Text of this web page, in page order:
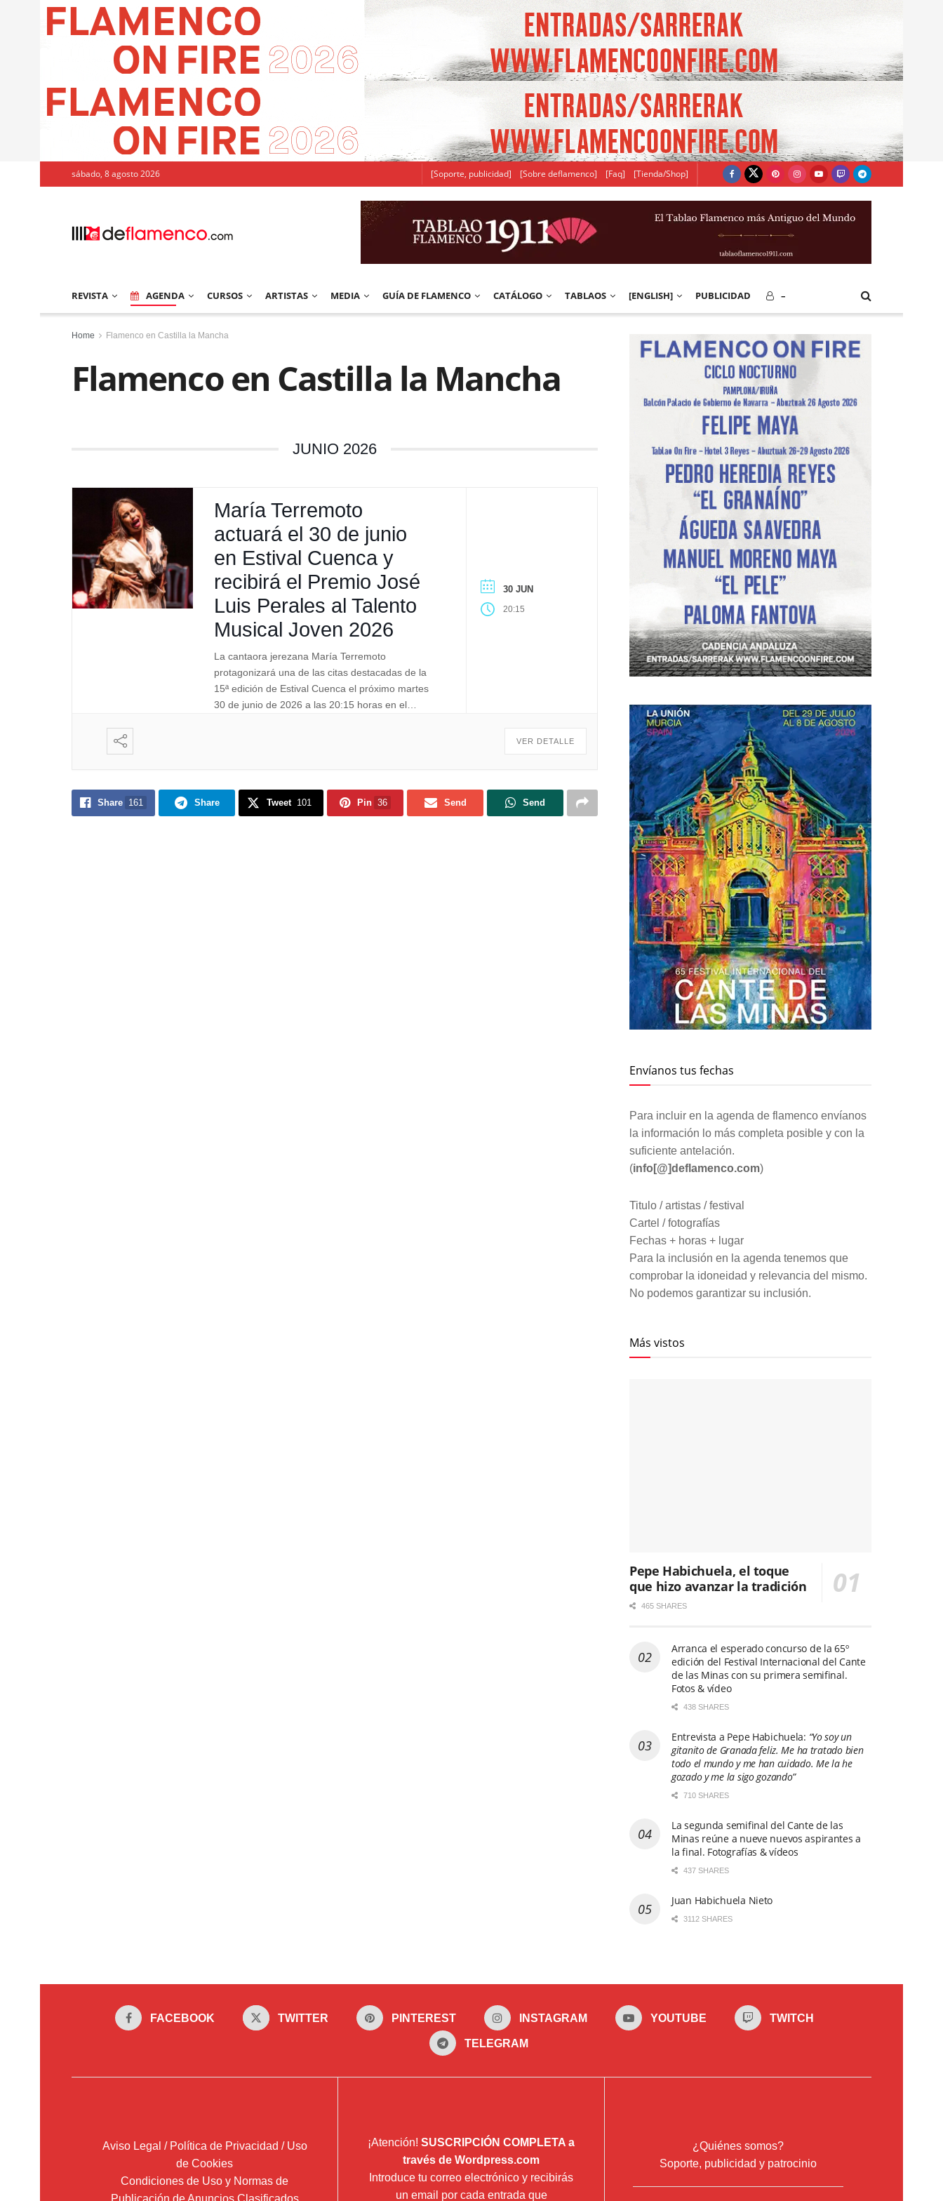
sábado, 8 agosto 2026 [Soporte, publicidad] [Sobre deflamenco] [Faq] [Tienda/Shop]
REVISTA AGENDA CURSOS ARTISTAS MEDIA GUÍA DE FLAMENCO CATÁLOGO TABLAOS [ENGLISH] PUBLICIDAD –
Home Flamenco en Castilla la Mancha
Flamenco en Castilla la Mancha
JUNIO 2026
María Terremoto
actuará el 30 de junio
en Estival Cuenca y
recibirá el Premio José
Luis Perales al Talento
Musical Joven 2026
La cantaora jerezana María Terremoto
protagonizará una de las citas destacadas de la
15ª edición de Estival Cuenca el próximo martes
30 de junio de 2026 a las 20:15 horas en el
30 JUN
20:15
VER DETALLE
Share 161 Share Tweet 101 Pin 36 Send Send
Envíanos tus fechas
Para incluir en la agenda de flamenco envíanos
la información lo más completa posible y con la
suficiente antelación.
(info[@]deflamenco.com)
Titulo / artistas / festival
Cartel / fotografías
Fechas + horas + lugar
Para la inclusión en la agenda tenemos que
comprobar la idoneidad y relevancia del mismo.
No podemos garantizar su inclusión.
Más vistos
Pepe Habichuela, el toque
que hizo avanzar la tradición
465 SHARES
Arranca el esperado concurso de la 65º
edición del Festival Internacional del Cante
de las Minas con su primera semifinal.
Fotos & vídeo
438 SHARES
Entrevista a Pepe Habichuela: “Yo soy un
gitanito de Granada feliz. Me ha tratado bien
todo el mundo y me han cuidado. Me la he
gozado y me la sigo gozando”
710 SHARES
La segunda semifinal del Cante de las
Minas reúne a nueve nuevos aspirantes a
la final. Fotografías & vídeos
437 SHARES
Juan Habichuela Nieto
3112 SHARES
FACEBOOK TWITTER PINTEREST INSTAGRAM YOUTUBE TWITCH
TELEGRAM
Aviso Legal / Política de Privacidad / Uso
de Cookies
Condiciones de Uso y Normas de
Publicación de Anuncios Clasificados
¡Atención! SUSCRIPCIÓN COMPLETA a
través de Wordpress.com
Introduce tu correo electrónico y recibirás
un email por cada entrada que
¿Quiénes somos?
Soporte, publicidad y patrocinio